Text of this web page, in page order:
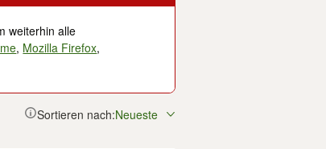
weiterhin alle
, Mozilla Firefox,
Sortieren nach:Neueste